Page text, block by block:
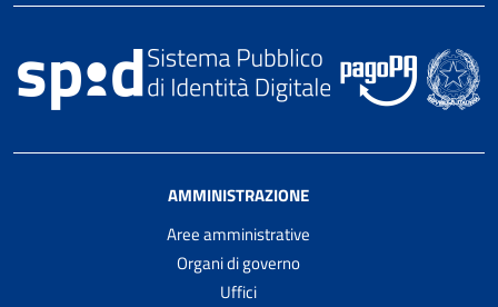
AMMINISTRAZIONE
Aree amministrative
Organi di governo
Uffici